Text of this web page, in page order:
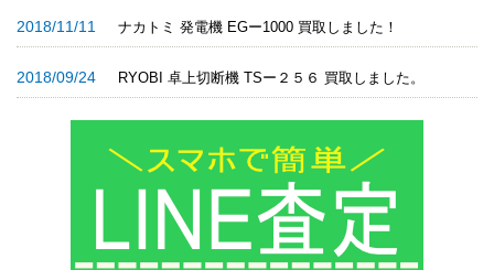
2018/11/11 ナカトミ 発電機 EGー1000 買取しました！
2018/09/24 RYOBI 卓上切断機 TSー２５６ 買取しました。